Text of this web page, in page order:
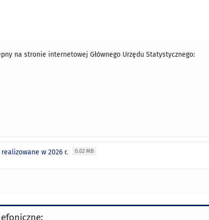
na stronie internetowej Głównego Urzędu Statystycznego:
w 2026 r. 0.02 MB